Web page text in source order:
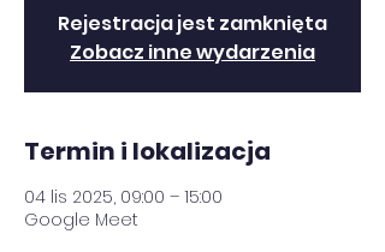
Rejestracja jest zamknięta
Zobacz inne wydarzenia
Termin i lokalizacja
04 lis 2025, 09:00 – 15:00
Google Meet